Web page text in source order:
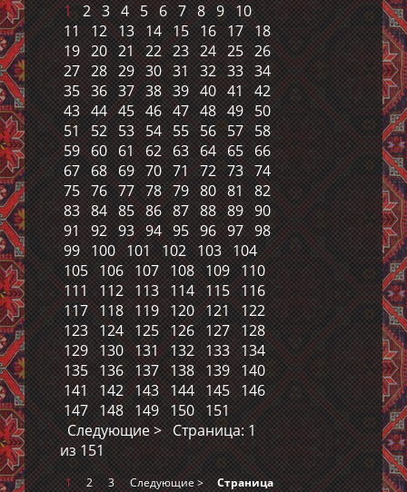
12 3 4 5 6789 10
11 12 13 141516 17 18
19 20 21 222324 25 26
2728 29 30313233 34
3536 37 38394041 42
4344 45 46474849 50
51 52 53 54555657 58
5960 61 62636465 66
67 68 69 70717273 74
75 76 77 78798081 82
8384 85 86878889 90
9192 93 94959697 98
99100101102103 104
105 106107 108109110
111 112113114 115116
117 118119 120121122
123 124125 126127128
129 130131132133134
135 136137 138139140
141 142143144145 146
147 148149 150 151
Следующие > Страница: 1
из 151
1 2 3 Следующие >
Страница